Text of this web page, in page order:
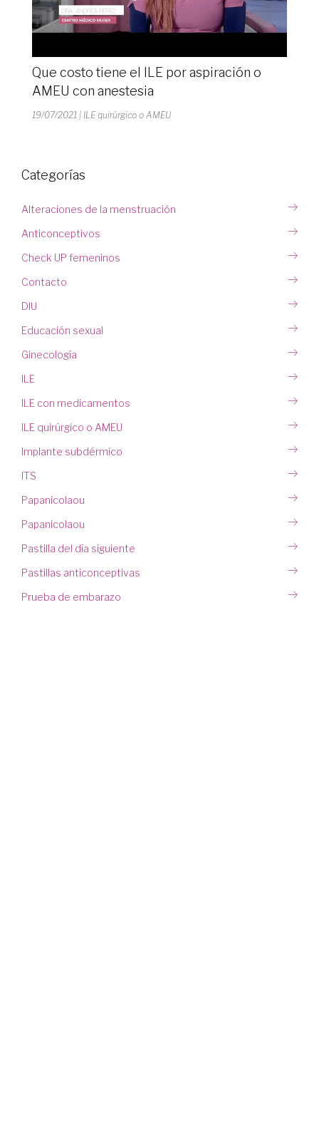
Que costo tiene el ILE por aspiración o
AMEU con anestesia
19/07/2021 | ILE quirúrgico o AMEU
Categorías
Alteraciones de la menstruación
Anticonceptivos
Check UP femeninos
Contacto
DIU
Educación sexual
Ginecología
ILE
ILE con medicamentos
ILE quirúrgico o AMEU
Implante subdérmico
ITS
Papanicolaou
Papanicolaou
Pastilla del día siguiente
Pastillas anticonceptivas
Prueba de embarazo